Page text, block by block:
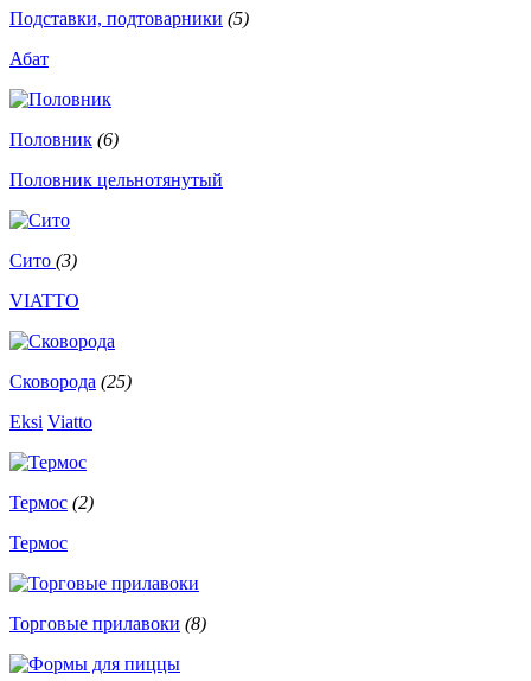
Подставки, подтоварники (5)
Абат
Половник (6)
Половник цельнотянутый
Сито (3)
VIATTO
Сковорода (25)
Eksi Viatto
Термос (2)
Термос
Торговые прилавоки (8)